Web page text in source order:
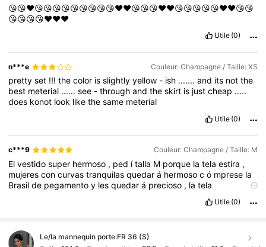
😘😘❤️😘😘😘😘😘😘😘😘😘❤️❤️😘😘😘❤️❤️😘😘😘😘😘❤️❤️😘😘
😘😘😘😘❤️❤️❤️
Utile (0)
n***e Couleur: Champagne / Taille: XS
prettyset !!!thecolor isslightlyyellow - ish .......and its notthe
best meterial ......see -throughandtheskirt is justcheap .....
does konot look likethesame meterial
Utile (0)
c***9 Couleur: Champagne / Taille: M
Elvestidosuper hermoso , ped ítalla M porque latelaestira ,
mujeresconcurvastranquilasquedará hermosocó mprese la
Brasilde pegamentoy lesquedará precioso , latela
Utile (0)
Le/la mannequin porte:FR 36 (S)